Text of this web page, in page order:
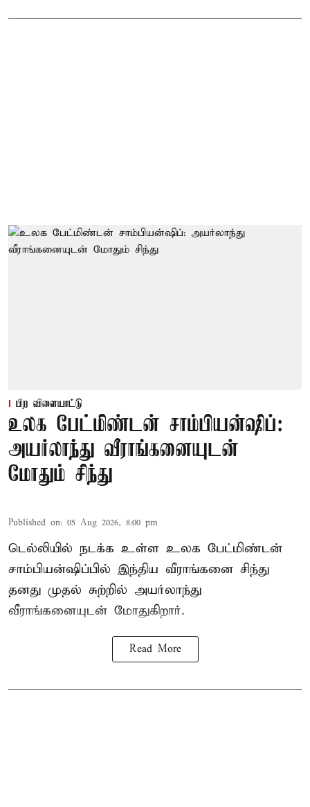
பிற விளையாட்டு
உலக பேட்மிண்டன் சாம்பியன்ஷிப்:
அயர்லாந்து வீராங்கனையுடன்
மோதும் சிந்து
Published on: 05 Aug 2026, 8:00 pm
டெல்லியில் நடக்க உள்ள உலக பேட்மிண்டன்
சாம்பியன்ஷிப்பில் இந்திய வீராங்கனை சிந்து
தனது முதல் சுற்றில் அயர்லாந்து
வீராங்கனையுடன் மோதுகிறார்.
Read More